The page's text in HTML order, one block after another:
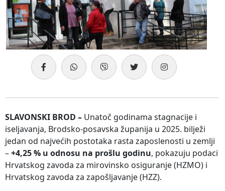
SLAVONSKI BROD – Unatoč godinama stagnacije i
iseljavanja, Brodsko-posavska županija u 2025. bilježi
jedan od najvećih postotaka rasta zaposlenosti u zemlji
–+4,25 % u odnosu na prošlu godinu, pokazuju podaci
Hrvatskog zavoda za mirovinsko osiguranje (HZMO) i
Hrvatskog zavoda za zapošljavanje (HZZ).